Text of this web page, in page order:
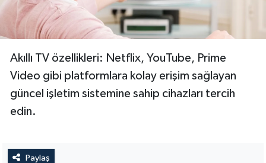
Akıllı TV özellikleri: Netflix, YouTube, Prime
Video gibi platformlara kolay erişim sağlayan
güncel işletim sistemine sahip cihazları tercih
edin.
Paylaş